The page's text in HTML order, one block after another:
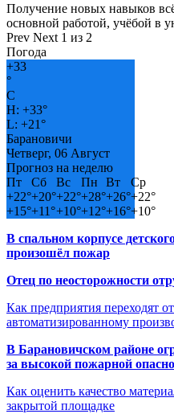
Получение новых навыков
основной работой, учёбой в
Prev Next 1 из 2
Погода
+33
°
C
H: +33°
L: +21°
Барановичи
Четверг, 06 Август
Прогноз на неделю
Пт
Сб Вс Пн Вт
Ср
+22°+20°+22°+28°+26°+22°
+15°+11°+10°+12°+16°+10°
В спальном корпусе
произошёл пожар
Отец по неосторожности
Как предприятия переходят
автоматизированному
В Барановичском районе
за высокой пожарной
Как оценить качество
закрытой площадке